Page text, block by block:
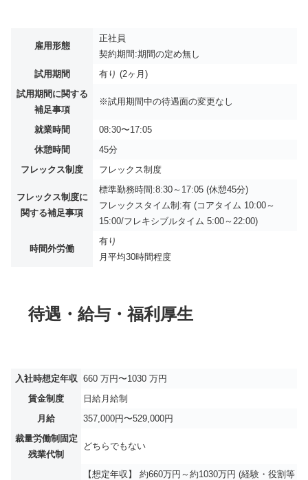
雇用形態
正社員
契約期間:期間の定め無し
試用期間
有り (2ヶ月)
試用期間に関する
補足事項
※試用期間中の待遇面の変更なし
就業時間
08:30〜17:05
休憩時間
45分
フレックス制度
フレックス制度
フレックス制度に
関する補足事項
標準勤務時間:8:30～17:05 (休憩45分)
フレックスタイム制:有 (コアタイム 10:00～
15:00/フレキシブルタイム 5:00～22:00)
時間外労働
有り
月平均30時間程度
待遇・給与・福利厚生
入社時想定年収 660 万円〜1030 万円
賃金制度
日給月給制
月給
357,000円〜529,000円
裁量労働制固定
残業代制
どちらでもない
【想定年収】 約660万円～約1030万円 (経験・役割等